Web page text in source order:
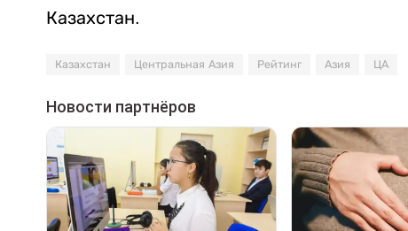
Казахстан.
Казахстан Центральная Азия Рейтинг Азия ЦА